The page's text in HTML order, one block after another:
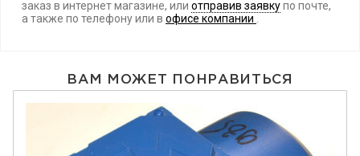
заказ в интернет магазине, или отправив заявкупо почте,
а также по телефонуили в офисе компании
ВАМ МОЖЕТ ПОНРАВИТЬСЯ